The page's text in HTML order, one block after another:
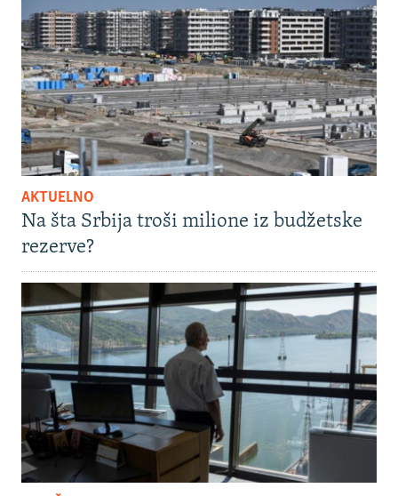
AKTUELNO
Na šta Srbija troši milione iz budžetske
rezerve?